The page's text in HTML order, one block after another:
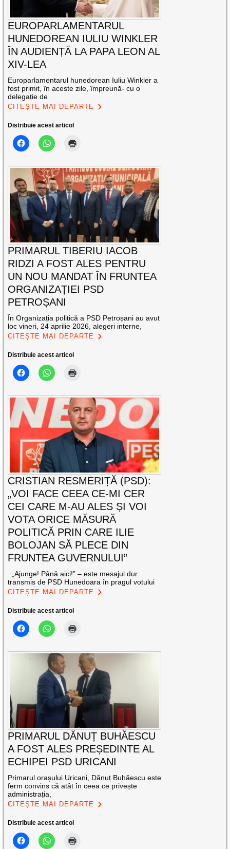
EUROPARLAMENTARUL
HUNEDOREAN IULIU WINKLER
ÎN AUDIENȚĂ LA PAPA LEON AL
XIV-LEA
Europarlamentarul hunedorean Iuliu Winkler a
fost primit, în aceste zile, împreună- cu o
delegație de
CITEȘTE MAI DEPARTE
Distribuie acest articol
PRIMARUL TIBERIU IACOB
RIDZI A FOST ALES PENTRU
UN NOU MANDAT ÎN FRUNTEA
ORGANIZAȚIEI PSD
PETROȘANI
În Organizația politică a PSD Petroșani au avut
loc vineri, 24 aprilie 2026, alegeri interne,
CITEȘTE MAI DEPARTE
Distribuie acest articol
CRISTIAN RESMERIȚĂ (PSD):
„VOI FACE CEEA CE-MI CER
CEI CARE M-AU ALES ȘI VOI
VOTA ORICE MĂSURĂ
POLITICĂ PRIN CARE ILIE
BOLOJAN SĂ PLECE DIN
FRUNTEA GUVERNULUI”
„Ajunge! Până aici!” – este mesajul dur
transmis de PSD Hunedoara în pragul votului
CITEȘTE MAI DEPARTE
Distribuie acest articol
PRIMARUL DĂNUȚ BUHĂESCU
A FOST ALES PREȘEDINTE AL
ECHIPEI PSD URICANI
Primarul orașului Uricani, Dănuț Buhăescu este
ferm convins că atât în ceea ce privește
administrația,
CITEȘTE MAI DEPARTE
Distribuie acest articol